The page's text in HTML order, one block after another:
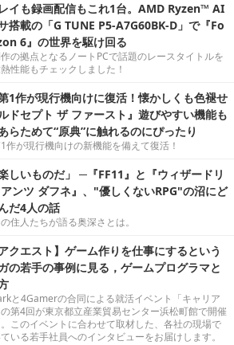
イも録画配信もこれ1台。AMD Ryzen™ AI
搭載の「G TUNE P5-A7G60BK-D」で『Fo
6』の世界を駆け回る
の拠点となるノートPCで話題のレースタイトルを
性能もチェックしました！
1作が現行機向けに復活！懐かしくも色褪せ
ドセプト ザ ファースト』遊びやすい機能も
らためて“原典”に触れるのにぴったり
作が現行機向けの新機能を備えて復活！
しいものだ」 ─『FF11』と『ウィザードリ
ンツ ダフネ』、"優しくないRPG"の沼にど
だ4人の話
住人たちが語る奥深さとは。
クエスト】ゲーム作りを仕事にするという
の若手の事例に見る，ゲームプログラマと
と4Gamerの合同による就活イベント「キャリア
第4回が東京都立産業貿易センター浜松町館で開催
このイベントに合わせて取材した、各社の現場で
いる若手社員へのインタビューをお届けします。